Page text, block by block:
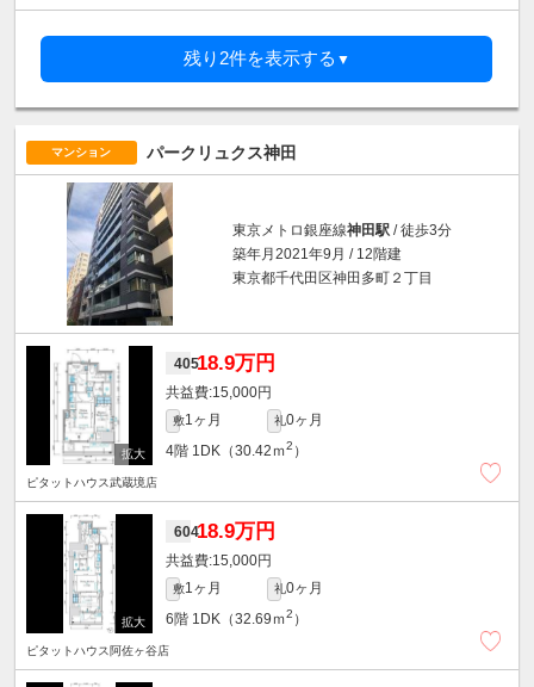
残り2件を表示する ▼
マンション パークリュクス神田
東京メトロ銀座線神田駅 / 徒歩3分
築年月2021年9月 / 12階建
東京都千代田区神田多町２丁目
40518.9万円
15,000円
敷1ヶ月 礼0ヶ月
4階 1DK（30.42ｍ2 ）
ピタットハウス武蔵境店
60418.9万円
15,000円
敷1ヶ月 礼0ヶ月
6階 1DK（32.69ｍ2 ）
ピタットハウス阿佐ヶ谷店